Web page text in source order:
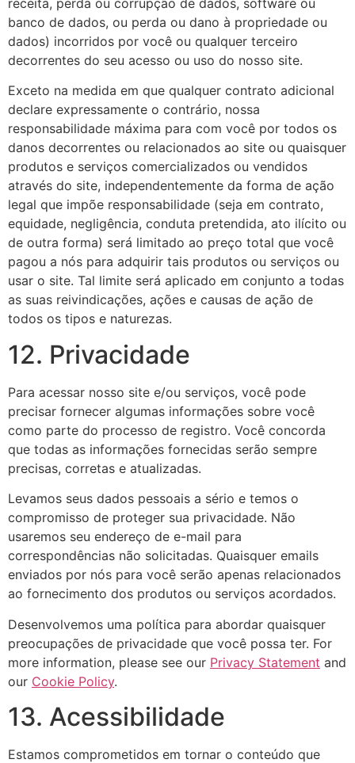
receita, perda ou corrupção de dados, software ou
banco de dados, ou perda ou dano à propriedade ou
dados) incorridos por você ou qualquer terceiro
decorrentes do seu acesso ou uso do nosso site.
Exceto na medida em que qualquer contrato adicional
declare expressamente o contrário, nossa
responsabilidade máxima para com você por todos os
danos decorrentes ou relacionados ao site ou quaisquer
produtos e serviços comercializados ou vendidos
através do site, independentemente da forma de ação
legal que impõe responsabilidade (seja em contrato,
equidade, negligência, conduta pretendida, ato ilícito ou
de outra forma) será limitado ao preço total que você
pagou a nós para adquirir tais produtos ou serviços ou
usar o site. Tal limite será aplicado em conjunto a todas
as suas reivindicações, ações e causas de ação de
todos os tipos e naturezas.
12. Privacidade
Para acessar nosso site e/ou serviços, você pode
precisar fornecer algumas informações sobre você
como parte do processo de registro. Você concorda
que todas as informações fornecidas serão sempre
precisas, corretas e atualizadas.
Levamos seus dados pessoais a sério e temos o
compromisso de proteger sua privacidade. Não
usaremos seu endereço de e-mail para
correspondências não solicitadas. Quaisquer emails
enviados por nós para você serão apenas relacionados
ao fornecimento dos produtos ou serviços acordados.
Desenvolvemos uma política para abordar quaisquer
preocupações de privacidade que você possa ter. For
more information, please see our Privacy Statement and
our Cookie Policy.
13. Acessibilidade
Estamos comprometidos em tornar o conteúdo que